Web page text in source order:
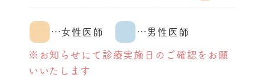
…女性医師
…男性医師
※お知らせにて診療実施日のご確認をお願
いいたします